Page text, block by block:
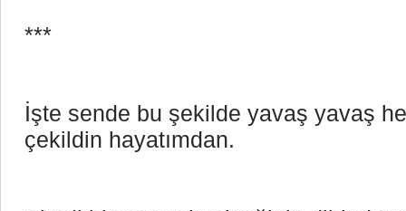
***
İşte sende bu şekilde yavaş yavaş
çekildin hayatımdan.